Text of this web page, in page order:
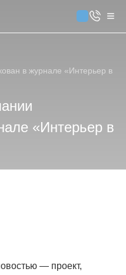
в журнале «Интерьер в
«Интерьер в
— проект,